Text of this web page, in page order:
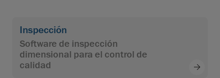
Inspección
Software de inspección
dimensional para el control de
calidad